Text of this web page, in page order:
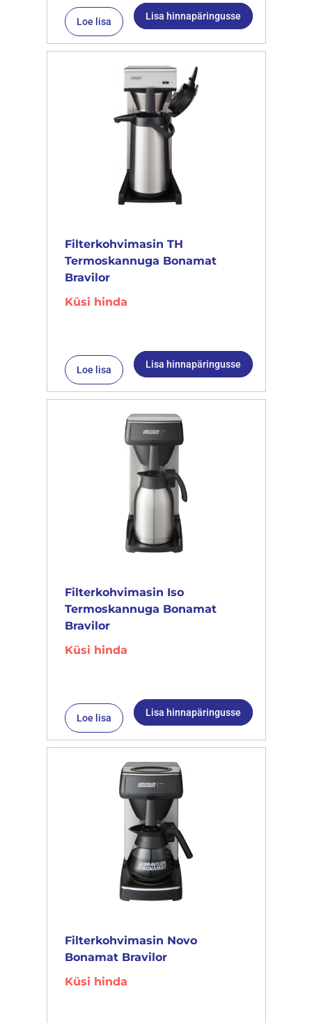
Loe lisa Lisa hinnapäringusse
Filterkohvimasin TH
Termoskannuga Bonamat
Bravilor
Küsi hinda
Loe lisa Lisa hinnapäringusse
Filterkohvimasin Iso
Termoskannuga Bonamat
Bravilor
Küsi hinda
Loe lisa Lisa hinnapäringusse
Filterkohvimasin Novo
Bonamat Bravilor
Küsi hinda